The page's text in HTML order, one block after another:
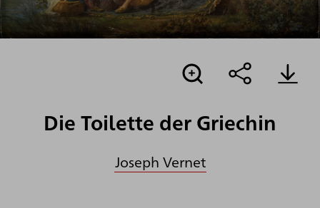
Die Toilette der Griechin
Joseph Vernet